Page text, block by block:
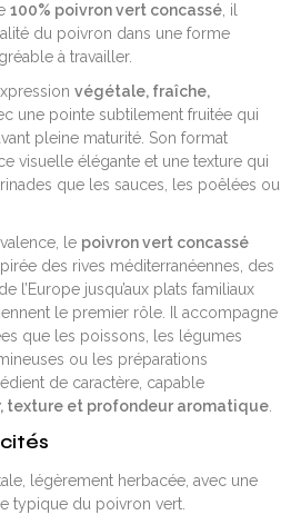
100% poivron vert concassé , il
du poivron dans une forme
à travailler.
végétale, fraîche,
une pointe subtilement fruitée qui
pleine maturité. Son format
visuelle élégante et une texture qui
que les sauces, les poêlées ou
le poivron vert concassé
des rives méditerranéennes, des
l’Europe jusqu’aux plats familiaux
le premier rôle. Il accompagne
que les poissons, les légumes
ou les préparations
de caractère, capable
texture et profondeur aromatique
légèrement herbacée, avec une
typique du poivron vert.